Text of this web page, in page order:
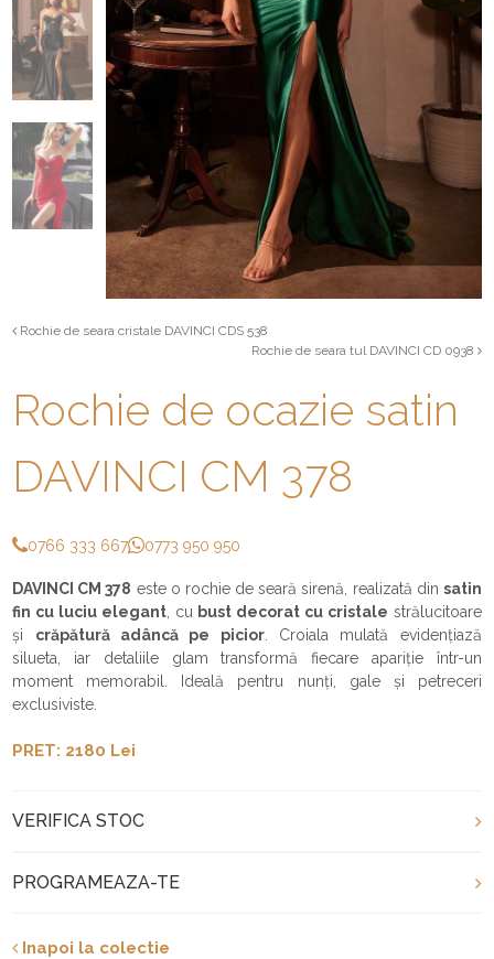
Rochie de seara cristale DAVINCI CDS 538
Rochie de seara tul DAVINCI CD 0938
Rochie de ocazie satin
DAVINCI CM 378
0766 333 667 0773 950 950
DAVINCI CM 378 este o rochie de seară sirenă, realizată din satin
fin cu luciu elegant, cu bust decorat cu cristale strălucitoare
și crăpătură adâncă pe picior. Croiala mulată evidențiază
silueta, iar detaliile glam transformă fiecare apariție într-un
moment memorabil. Ideală pentru nunți, gale și petreceri
exclusiviste.
PRET: 2180 Lei
VERIFICA STOC
PROGRAMEAZA-TE
Inapoi la colectie